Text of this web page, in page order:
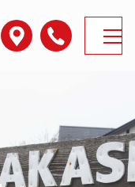
アクセス電話番号
MENU